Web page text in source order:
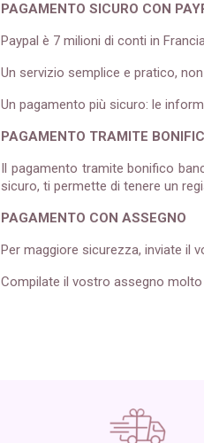
PAGAMENTO SICURO CON
Paypal è 7 milioni di conti in
Un servizio semplice e pratico,
Un pagamento più sicuro: le
PAGAMENTO TRAMITE
Il pagamento tramite bonifico
sicuro, ti permette di tenere un
PAGAMENTO CON ASSEGNO
Per maggiore sicurezza, inviate il
Compilate il vostro assegno